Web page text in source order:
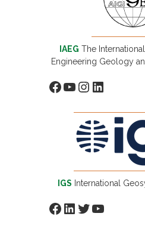
IAEG The
Engineering Geology
Facebook YouTube Instagram LinkedIn
IGS International
Facebook LinkedIn Twitter YouTube